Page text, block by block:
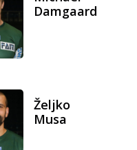
Damgaard
Željko
Musa